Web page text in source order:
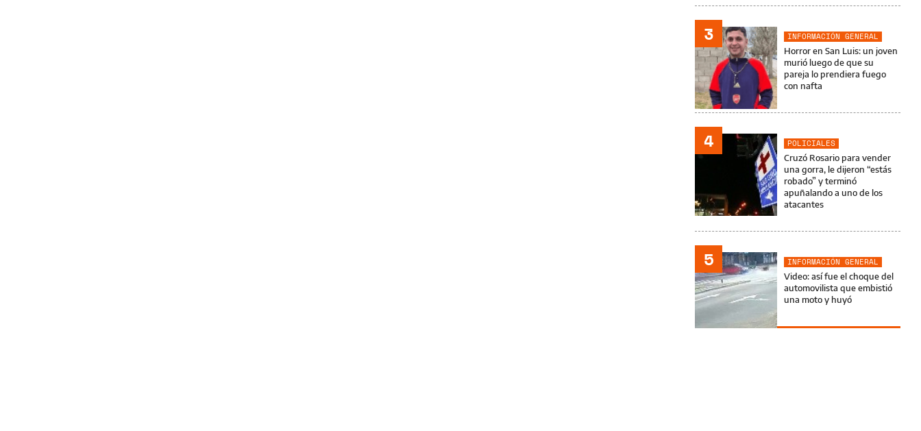
3
INFORMACIÓN GENERAL
Horror en San Luis: un joven
murió luego de que su
pareja lo prendiera fuego
con nafta
4
POLICIALES
Cruzó Rosario para vender
una gorra, le dijeron “estás
robado” y terminó
apuñalando a uno de los
atacantes
5
INFORMACIÓN GENERAL
Video: así fue el choque del
automovilista que embistió
una moto y huyó